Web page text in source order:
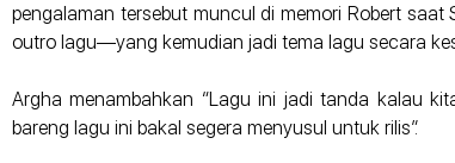
pengalaman tersebut muncul di memori Robert
outro lagu—yang kemudian jadi tema lagu secara
Argha menambahkan “Lagu ini jadi tanda kalau
bareng lagu ini bakal segera menyusul untuk rilis”.